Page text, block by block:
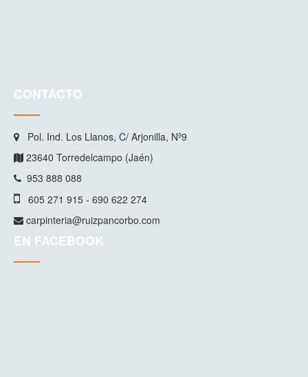
CONTACTO
Pol. Ind. Los Llanos, C/ Arjonilla, Nº9
23640 Torredelcampo (Jaén)
953 888 088
605 271 915 - 690 622 274
carpinteria@ruizpancorbo.com
EN FACEBOOK